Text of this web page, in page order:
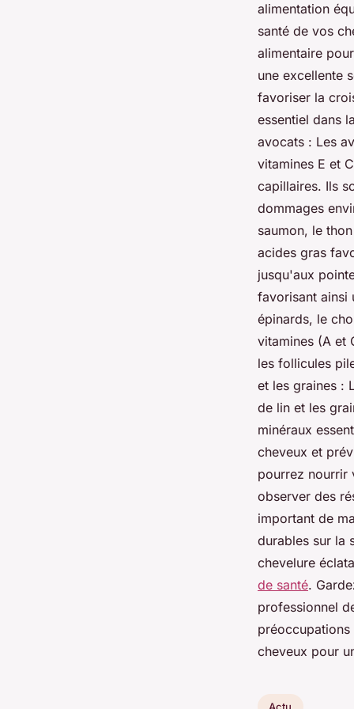
alimentation
santé de vos
alimentaire
une excellente
favoriser la
essentiel dans
avocats : Les
vitamines E et
capillaires. Ils
dommages
saumon, le
acides gras
jusqu'aux
favorisant ainsi
épinards, le
vitamines (A et
les follicules
et les graines :
de lin et les
minéraux
cheveux et
pourrez nourrir
observer des
important de
durables sur la
chevelure
de santé.
professionnel
cheveux pour